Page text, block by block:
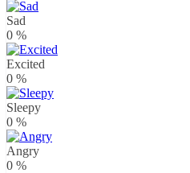
Sad
0 %
Excited
0 %
Sleepy
0 %
Angry
0 %